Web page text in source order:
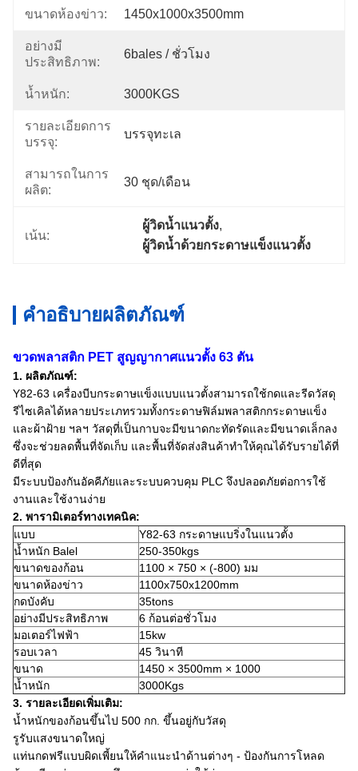
ขนาดห้องข่าว: 1450x1000x3500mm
อย่างมี
ประสิทธิภาพ:
6bales / ชั่วโมง
น้ำหนัก: 3000KGS
รายละเอียดการ
บรรจุ:
บรรจุทะเล
สามารถในการ
ผลิต:
30 ชุด/เดือน
เน้น:
ผู้วิดน้ำแนวตั้ง,
ผู้วิดน้ำด้วยกระดาษแข็งแนวตั้ง
คำอธิบายผลิตภัณฑ์
ขวดพลาสติก PET สูญญากาศแนวตั้ง 63 ตัน
1. ผลิตภัณฑ์:
Y82-63 เครื่องบีบกระดาษแข็งแบบแนวตั้งสามารถใช้กดและรีดวัสดุ
รีไซเคิลได้หลายประเภทรวมทั้งกระดาษฟิล์มพลาสติกกระดาษแข็ง
และผ้าฝ้าย ฯลฯ วัสดุที่เป็นกาบจะมีขนาดกะทัดรัดและมีขนาดเล็กลง
ซึ่งจะช่วยลดพื้นที่จัดเก็บ และพื้นที่จัดส่งสินค้าทำให้คุณได้รับรายได้ที่
ดีที่สุด
มีระบบป้องกันอัคคีภัยและระบบควบคุม PLC จึงปลอดภัยต่อการใช้
งานและใช้งานง่าย
2. พารามิเตอร์ทางเทคนิค:
แบบ
Y82-63 กระดาษแบริ่งในแนวตั้ง
น้ำหนัก Balel
250-350kgs
ขนาดของก้อน
1100 × 750 × (-800) มม
ขนาดห้องข่าว
1100x750x1200mm
กดบังคับ
35tons
อย่างมีประสิทธิภาพ
6 ก้อนต่อชั่วโมง
มอเตอร์ไฟฟ้า
15kw
รอบเวลา
45 วินาที
ขนาด
1450 × 3500mm × 1000
น้ำหนัก
3000Kgs
3. รายละเอียดเพิ่มเติม:
น้ำหนักของก้อนขึ้นไป 500 กก. ขึ้นอยู่กับวัสดุ
รูรับแสงขนาดใหญ่
แท่นกดฟรีแบบผิดเพี้ยนให้คำแนะนำด้านต่างๆ - ป้องกันการโหลด